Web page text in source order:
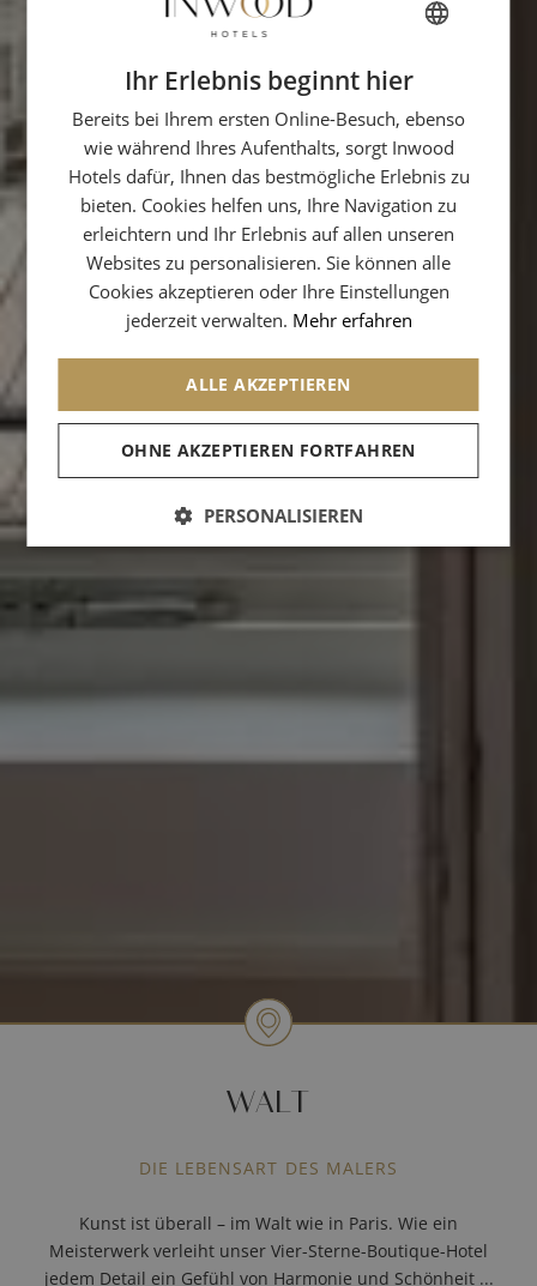
WALT
DIE LEBENSART DES MALERS
Kunst ist überall – im Walt wie in Paris. Wie ein
Meisterwerk verleiht unser Vier-Sterne-Boutique-Hotel
jedem Detail ein Gefühl von Harmonie und Schönheit ...
FRENCH
ENGLISH
ITALIAN
GERMAN
SPANISH
ARABIC
Ihr Erlebnis beginnt hier
Bereits bei Ihrem ersten Online-Besuch, ebenso
wie während Ihres Aufenthalts, sorgt Inwood
Hotels dafür, Ihnen das bestmögliche Erlebnis zu
bieten. Cookies helfen uns, Ihre Navigation zu
erleichtern und Ihr Erlebnis auf allen unseren
Websites zu personalisieren. Sie können alle
Cookies akzeptieren oder Ihre Einstellungen
jederzeit verwalten. Mehr erfahren
ALLE AKZEPTIEREN
OHNE AKZEPTIEREN FORTFAHREN
PERSONALISIEREN